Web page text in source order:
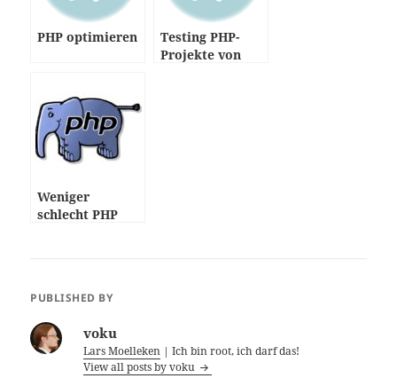
PHP optimieren
Testing PHP-
Projekte von
Weniger
schlecht PHP
PUBLISHED BY
voku
Lars Moelleken | Ich bin root, ich darf das!
View all posts by voku